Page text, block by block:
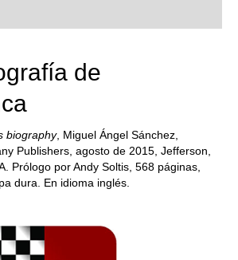
of club chess, or already
level: with FRITZ, you can
intelligently and with a
de
biography, Miguel Ángel Sánchez,
Publishers, agosto de 2015, Jefferson,
Prólogo por Andy Soltis, 568 páginas,
dura. En idioma inglés.